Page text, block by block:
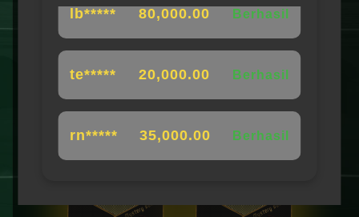
lb***** 80,000.00 Berhasil
te***** 20,000.00 Berhasil
rn***** 35,000.00 Berhasil